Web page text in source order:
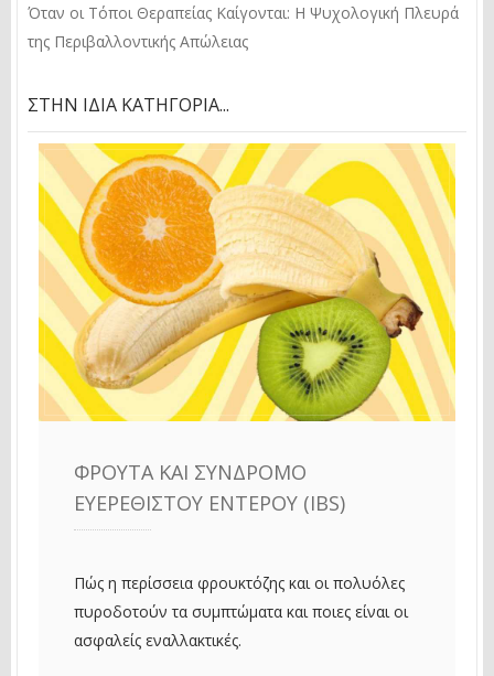
Όταν οι Τόποι Θεραπείας Καίγονται: Η Ψυχολογική Πλευρά
της Περιβαλλοντικής Απώλειας
ΣΤΗΝ ΊΔΙΑ ΚΑΤΗΓΟΡΊΑ...
ΦΡΟΎΤΑ ΚΑΙ ΣΎΝΔΡΟΜΟ
ΕΥΕΡΈΘΙΣΤΟΥ ΕΝΤΈΡΟΥ (IBS)
Πώς η περίσσεια φρουκτόζης και οι πολυόλες
πυροδοτούν τα συμπτώματα και ποιες είναι οι
ασφαλείς εναλλακτικές.